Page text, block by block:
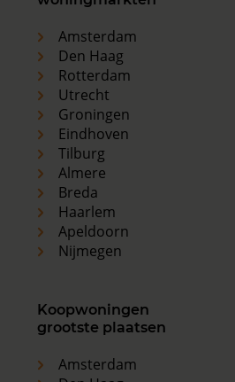
Amsterdam
Den Haag
Rotterdam
Utrecht
Groningen
Eindhoven
Tilburg
Almere
Breda
Haarlem
Apeldoorn
Nijmegen
Koopwoningen
grootste plaatsen
Amsterdam